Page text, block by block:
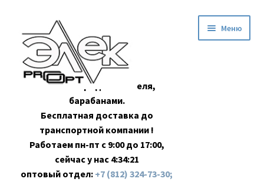
навигации
содержимому
Оптовая продажа кабеля,
барабанами.
Бесплатная доставка до
транспортной компании !
Работаем пн-пт с 9:00 до 17:00,
сейчас у нас 4:34:22
оптовый отдел: +7 (812) 324-73-30;
Меню